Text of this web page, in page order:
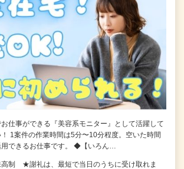
仕事ができる『美容系モニター』として活躍して
！ 1案件の作業時間は5分〜10分程度。空いた時間
用できるお仕事です。 ◆【いろん…
高制 ★謝礼は、最短で当日のうちに受け取れま